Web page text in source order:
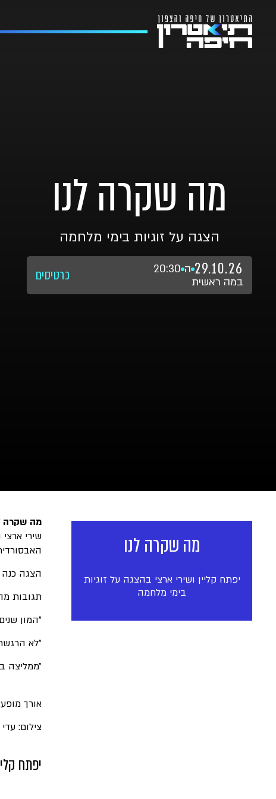
מה שקרה לנו
הצגה על זוגיות בימי מלחמה
29.10.26 ה 20:30
במה ראשית
כרטיסים
מה שקרה לנו
יפתח קליין ושירי ארצי בהצגה על זוגיות
בימי מלחמה
מה שקרה
שירי
הצגה כנה
תגובות
״המון
״לא
״ממליצה
אורך
צילום: עדי
יפתח